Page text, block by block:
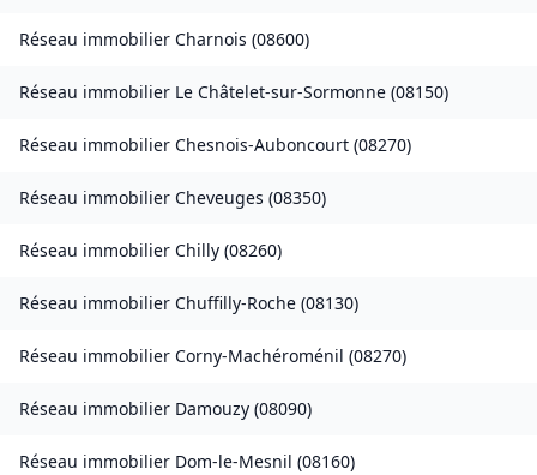
Réseau immobilier Charnois (08600)
Réseau immobilier Le Châtelet-sur-Sormonne (08150)
Réseau immobilier Chesnois-Auboncourt (08270)
Réseau immobilier Cheveuges (08350)
Réseau immobilier Chilly (08260)
Réseau immobilier Chuffilly-Roche (08130)
Réseau immobilier Corny-Machéroménil (08270)
Réseau immobilier Damouzy (08090)
Réseau immobilier Dom-le-Mesnil (08160)